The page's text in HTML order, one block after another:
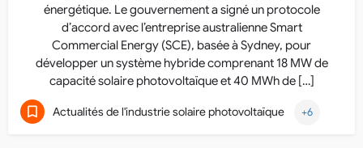
énergétique. Le gouvernement a signé un protocole
d’accord avec l’entreprise australienne Smart
Commercial Energy (SCE), basée à Sydney, pour
développer un système hybride comprenant 18 MW de
capacité solaire photovoltaïque et 40 MWh de […]
Actualités de l'industrie solaire photovoltaïque +6